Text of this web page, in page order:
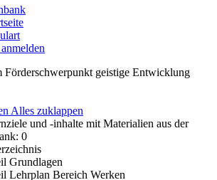
Förderschwerpunkt geistige Entwicklung
Alles zuklappen
und -inhalte mit Materialien aus der
0
Grundlagen
Lehrplan Bereich Werken